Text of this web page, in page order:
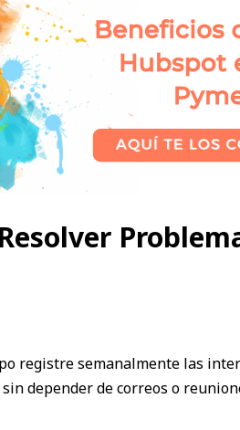
registre semanalmente las
depender de correos o